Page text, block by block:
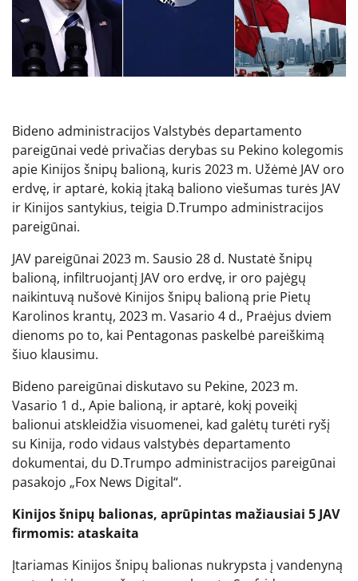
Bideno administracijos Valstybės departamento
pareigūnai vedė privačias derybas su Pekino kolegomis
apie Kinijos šnipų balioną, kuris 2023 m. Užėmė JAV oro
erdvę, ir aptarė, kokią įtaką baliono viešumas turės JAV
ir Kinijos santykius, teigia D.Trumpo administracijos
pareigūnai.
JAV pareigūnai 2023 m. Sausio 28 d. Nustatė šnipų
balioną, infiltruojantį JAV oro erdvę, ir oro pajėgų
naikintuvą nušovė Kinijos šnipų balioną prie Pietų
Karolinos krantų, 2023 m. Vasario 4 d., Praėjus dviem
dienoms po to, kai Pentagonas paskelbė pareiškimą
šiuo klausimu.
Bideno pareigūnai diskutavo su Pekine, 2023 m.
Vasario 1 d., Apie balioną, ir aptarė, kokį poveikį
balionui atskleidžia visuomenei, kad galėtų turėti ryšį
su Kinija, rodo vidaus valstybės departamento
dokumentai, du D.Trumpo administracijos pareigūnai
pasakojo „Fox News Digital“.
Kinijos šnipų balionas, aprūpintas mažiausiai 5 JAV
firmomis: ataskaita
Įtariamas Kinijos šnipų balionas nukrypsta į vandenyną